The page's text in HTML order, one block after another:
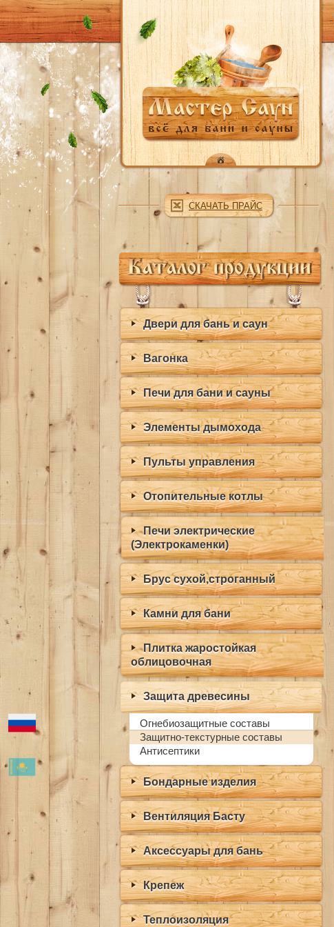
Перейти к основному содержанию
СКАЧАТЬ ПРАЙС
Двери для бань и саун
Вагонка
Печи для бани и сауны
Элементы дымохода
Пульты управления
Отопительные котлы
Печи электрические
(Электрокаменки)
Брус сухой,строганный
Камни для бани
Плитка жаростойкая
облицовочная
Защита древесины
Огнебиозащитные составы
Защитно-текстурные составы
Антисептики
Бондарные изделия
Вентиляция Басту
Аксессуары для бань
Крепеж
Теплоизоляция